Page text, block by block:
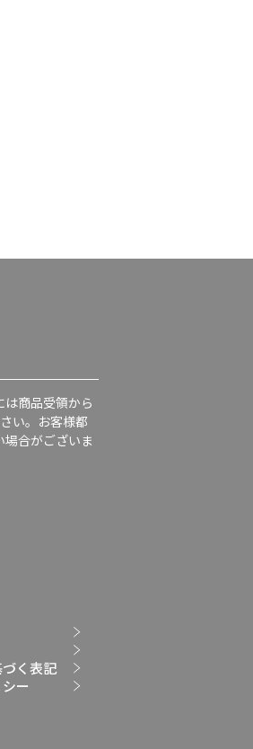
商品受領から
い。お客様都
合がございま
く表記
ー